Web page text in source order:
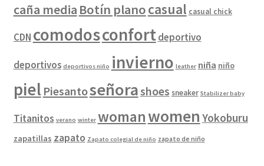
caña media Botín planocasual casual chick
CDN comodosconfortdeportivo
deportivos deportivos niño invierno leather niña niño
piel Piesantoseñorashoes sneaker Stabilizer baby
Titanitos verano winter womanwomen Yokoburu
zapatillas zapato Zapato colegial de niño zapato de niño